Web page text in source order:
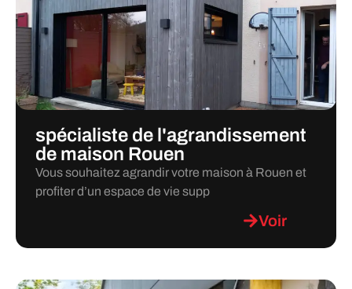
spécialiste de l'agrandissement
de maison Rouen
Vous souhaitez agrandir votre maison à Rouen et
profiter d’un espace de vie supp
Voir